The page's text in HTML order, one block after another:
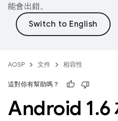
能會出錯。
AOSP 文件 相容性
這對你有幫助嗎？
Android 1.6